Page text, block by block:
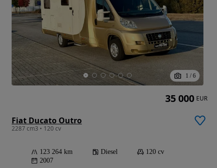
1 / 6
Fiat Ducato Outro
2287 cm3 • 120 cv
123 264 km Diesel
120 cv
2007
35 000 EUR